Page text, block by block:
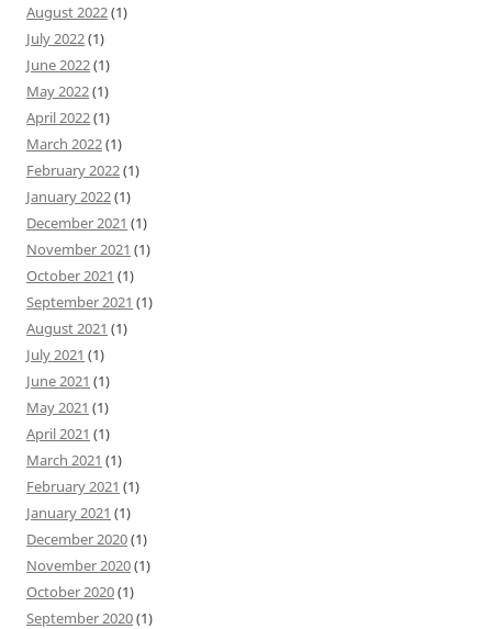
August 2022(1)
July 2022(1)
June 2022(1)
May 2022(1)
April 2022(1)
March 2022(1)
February 2022(1)
January 2022(1)
December 2021 (1)
November 2021 (1)
October 2021 (1)
September 2021 (1)
August 2021 (1)
July 2021 (1)
June 2021 (1)
May 2021 (1)
April 2021 (1)
March 2021 (1)
February 2021 (1)
January 2021 (1)
December 2020(1)
November 2020(1)
October 2020(1)
September 2020(1)